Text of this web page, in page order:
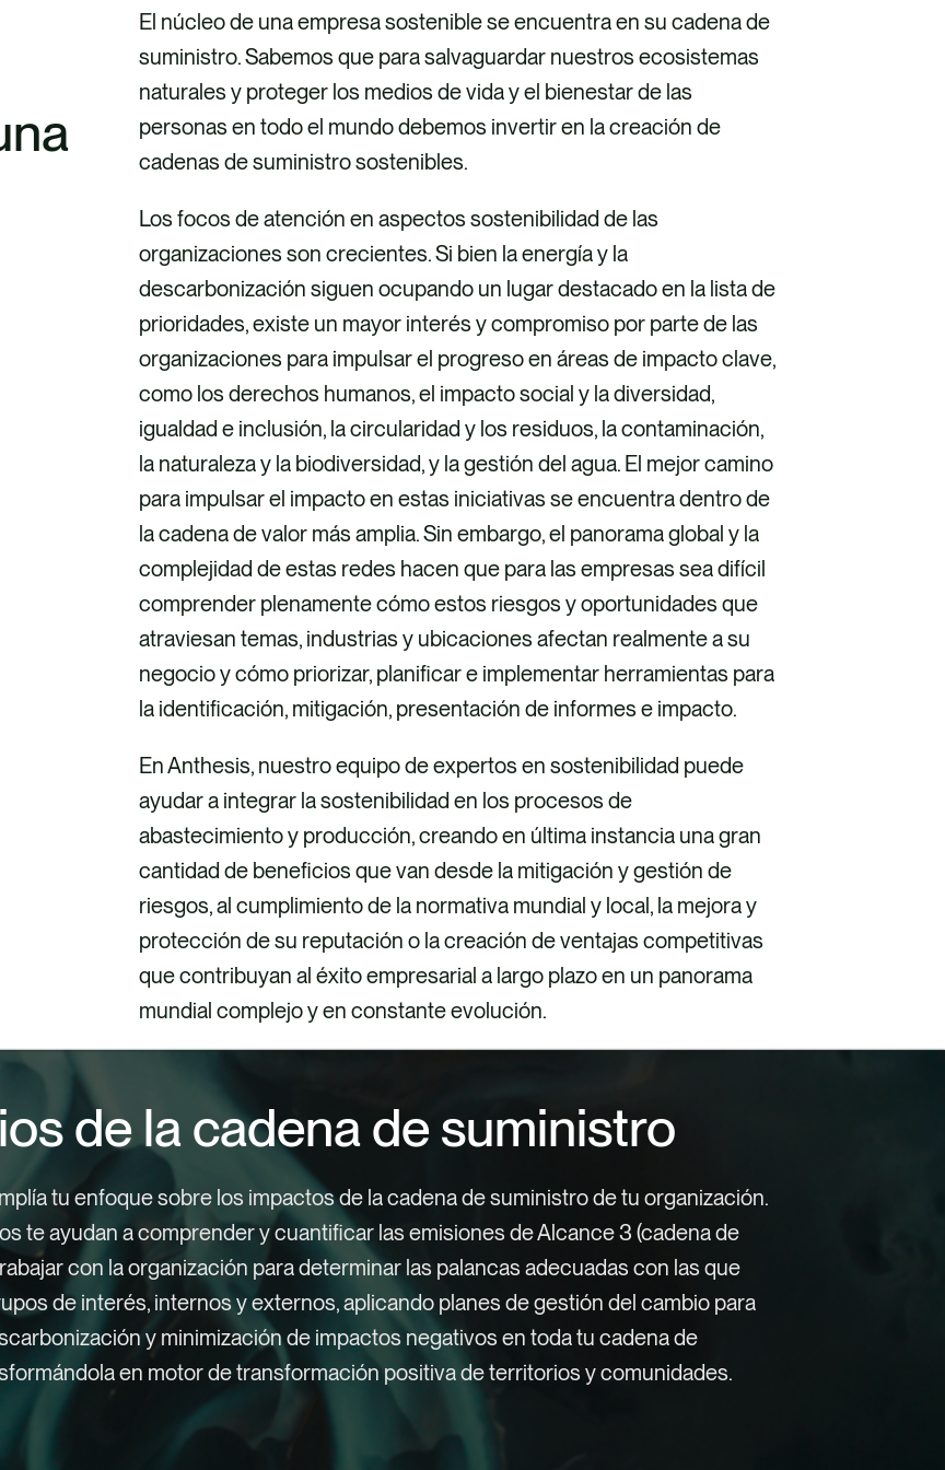
El núcleo de una empresa sostenible se encuentra en su cadena de
suministro. Sabemos que para salvaguardar nuestros ecosistemas
naturales y proteger los medios de vida y el bienestar de las
personas en todo el mundo debemos invertir en la creación de
cadenas de suministro sostenibles.
Los focos de atención en aspectos sostenibilidad de las
organizaciones son crecientes. Si bien la energía y la
descarbonización siguen ocupando un lugar destacado en la lista de
prioridades, existe un mayor interés y compromiso por parte de las
organizaciones para impulsar el progreso en áreas de impacto clave,
como los derechos humanos, el impacto social y la diversidad,
igualdad e inclusión, la circularidad y los residuos, la contaminación,
la naturaleza y la biodiversidad, y la gestión del agua. El mejor camino
para impulsar el impacto en estas iniciativas se encuentra dentro de
la cadena de valor más amplia. Sin embargo, el panorama global y la
complejidad de estas redes hacen que para las empresas sea difícil
comprender plenamente cómo estos riesgos y oportunidades que
atraviesan temas, industrias y ubicaciones afectan realmente a su
negocio y cómo priorizar, planificar e implementar herramientas para
la identificación, mitigación, presentación de informes e impacto.
En Anthesis, nuestro equipo de expertos en sostenibilidad puede
ayudar a integrar la sostenibilidad en los procesos de
abastecimiento y producción, creando en última instancia una gran
cantidad de beneficios que van desde la mitigación y gestión de
riesgos, al cumplimiento de la normativa mundial y local, la mejora y
protección de su reputación o la creación de ventajas competitivas
que contribuyan al éxito empresarial a largo plazo en un panorama
mundial complejo y en constante evolución.
de la cadena de suministro
tu enfoque sobre los impactos de la cadena de suministro de tu organización.
te ayudan a comprender y cuantificar las emisiones de Alcance 3 (cadena de
con la organización para determinar las palancas adecuadas con las que
de interés, internos y externos, aplicando planes de gestión del cambio para
y minimización de impactos negativos en toda tu cadena de
en motor de transformación positiva de territorios y comunidades.